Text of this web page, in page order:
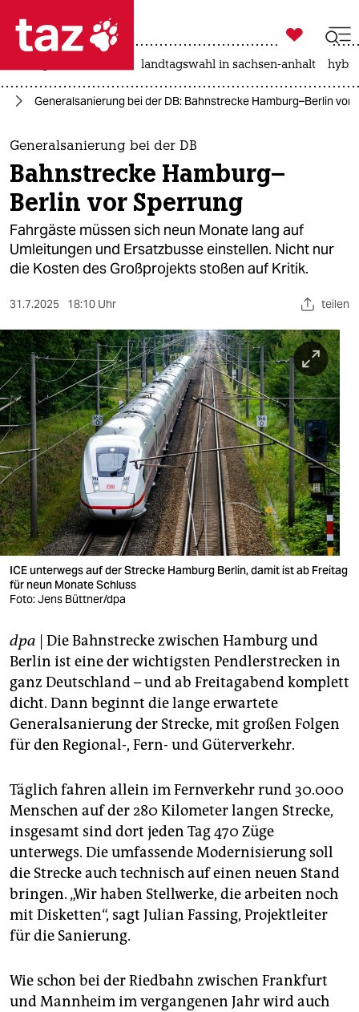
 taz zahl ich
taz zahl ich
themen
politik
öko
gesellschaft
sport
berlin
nord
wahrheit
verlag
verlag
veranstaltungen
shop
fragen & hilfe
abo
genossenschaft
epaper login

taz zahl ich
landtagswahl in sachsen-anhalt
Generalsanierung bei der DB: Bahnstrecke Hamburg–Berlin vor
Generalsanierung bei der DB
Bahnstrecke Hamburg–
Berlin vor Sperrung
Fahrgäste müssen sich neun Monate lang auf
Umleitungen und Ersatzbusse einstellen. Nicht nur
die Kosten des Großprojekts stoßen auf Kritik.
31.7.2025 18:10 Uhr teilen
ICE unterwegs auf der Strecke Hamburg Berlin, damit ist ab Freitag
für neun Monate Schluss
Foto: Jens Büttner/dpa
dpa | Die Bahnstrecke zwischen Hamburg und
Berlin ist eine der wichtigsten Pendlerstrecken in
ganz Deutschland – und ab Freitagabend komplett
dicht. Dann beginnt die lange erwartete
Generalsanierung der Strecke, mit großen Folgen
für den Regional-, Fern- und Güterverkehr.
Täglich fahren allein im Fernverkehr rund 30.000
Menschen auf der 280 Kilometer langen Strecke,
insgesamt sind dort jeden Tag 470 Züge
unterwegs. Die umfassende Modernisierung soll
die Strecke auch technisch auf einen neuen Stand
bringen. „Wir haben Stellwerke, die arbeiten noch
mit Disketten“, sagt Julian Fassing, Projektleiter
für die Sanierung.
Wie schon bei der Riedbahn zwischen Frankfurt
und Mannheim im vergangenen Jahr wird auch